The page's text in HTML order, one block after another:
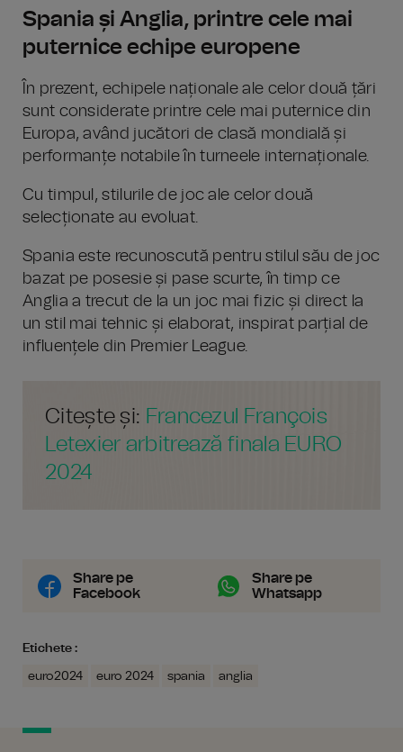
Spania și Anglia, printre cele mai
puternice echipe europene
În prezent, echipele naționale ale celor două țări
sunt considerate printre cele mai puternice din
Europa, având jucători de clasă mondială și
performanțe notabile în turneele internaționale.
Cu timpul, stilurile de joc ale celor două
selecționate au evoluat.
Spania este recunoscută pentru stilul său de joc
bazat pe posesie și pase scurte, în timp ce
Anglia a trecut de la un joc mai fizic și direct la
un stil mai tehnic și elaborat, inspirat parțial de
influențele din Premier League.
Citește și: Francezul François
Letexier arbitrează finala EURO
2024
Share pe
Facebook
Share pe
Whatsapp
Etichete :
euro2024 euro 2024 spania anglia